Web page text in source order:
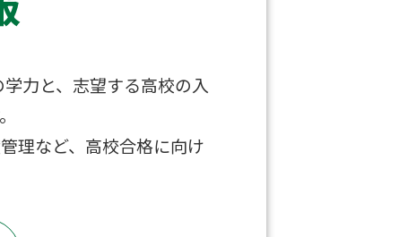
力と、志望する高校の入
理など、高校合格に向け